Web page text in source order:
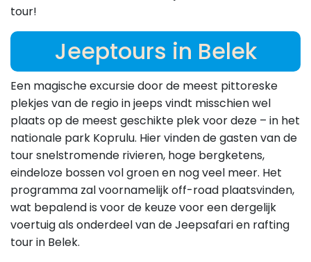
tour!
Jeeptours in Belek
Een magische excursie door de meest pittoreske
plekjes van de regio in jeeps vindt misschien wel
plaats op de meest geschikte plek voor deze – in het
nationale park Koprulu. Hier vinden de gasten van de
tour snelstromende rivieren, hoge bergketens,
eindeloze bossen vol groen en nog veel meer. Het
programma zal voornamelijk off-road plaatsvinden,
wat bepalend is voor de keuze voor een dergelijk
voertuig als onderdeel van de Jeepsafari en rafting
tour in Belek.